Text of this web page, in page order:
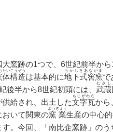
大窯跡の1つで、6世紀前半か
体構造
たいこうぞう
は基本的に地下式窖窯
ちかしきあながま
で
後半から8世紀初頭には、 武
むさし
給され、出土した文字瓦
もじがわら
から
おいて関東の窯業
ようぎょう
生産の中心
。今回、「南比企窯跡」のう